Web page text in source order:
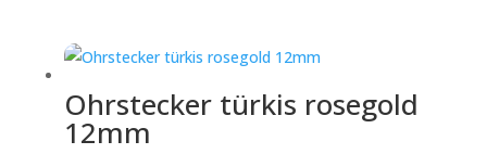
Ohrstecker türkis rosegold
12mm